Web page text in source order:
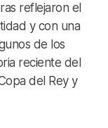
reflejaron el
y con una
de los
reciente del
del Rey y